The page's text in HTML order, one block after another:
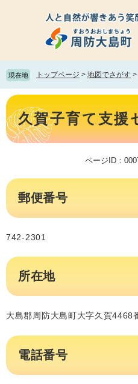
頭
で
す。
飛
ば
て
本
文
現在地 トップページ > 地図でさがす >
本
文 久賀子育て支援
ページID：
郵便番号
742-2301
所在地
大島郡周防大島町大字久賀4468
電話番号